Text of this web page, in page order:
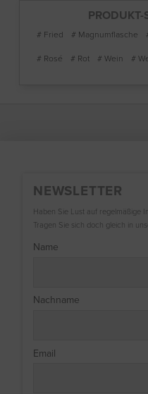
PRODUKT-
# Fried # Magnumflasche
# Rosé
# Rot # Wein #
NEWSLETTER
Haben Sie Lust auf regelmäßige
Tragen Sie sich doch gleich in
Name
Nachname
Email